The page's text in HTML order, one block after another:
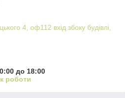
4, оф112 вхід збоку будівлі,
до 18:00
роботи